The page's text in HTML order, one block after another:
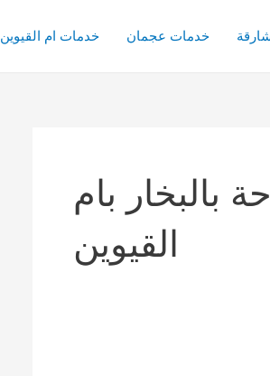
خدمات عجمان خدمات ام القيوين
بالبخار بام
القيوين